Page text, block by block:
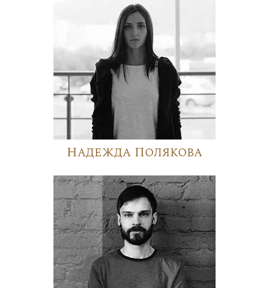
Надежда Полякова